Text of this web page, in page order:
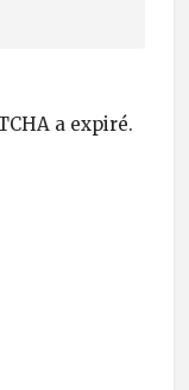
a expiré.